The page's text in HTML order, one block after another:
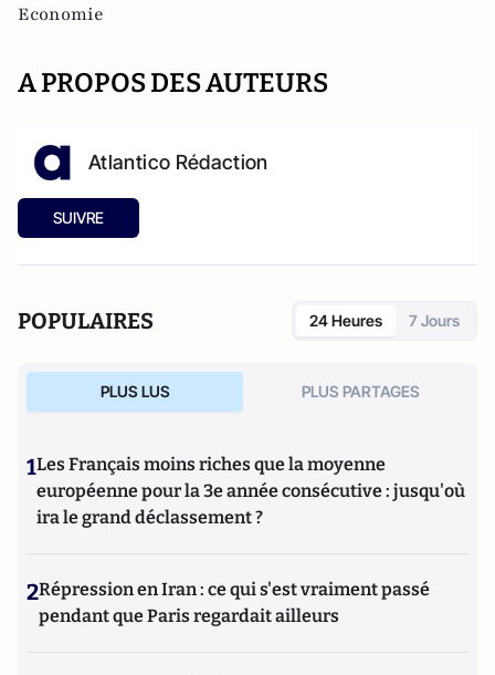
Economie
A PROPOS DES AUTEURS
Atlantico Rédaction
SUIVRE
POPULAIRES 24 Heures 7 Jours
PLUS LUS PLUS PARTAGES
1Les Français moins riches que la moyenne
européenne pour la 3e année consécutive : jusqu'où
ira le grand déclassement ?
2Répression en Iran : ce qui s'est vraiment passé
pendant que Paris regardait ailleurs